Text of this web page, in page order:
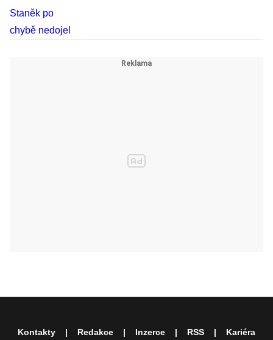
Kontakty Redakce Inzerce RSS Kariéra